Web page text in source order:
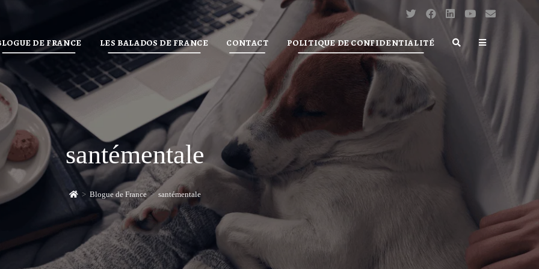
DE FRANCE LES BALADOS DE FRANCE CONTACT POLITIQUE DE CONFIDENTIALITÉ TOGGLE
santémentale
> Blogue de France > santémentale